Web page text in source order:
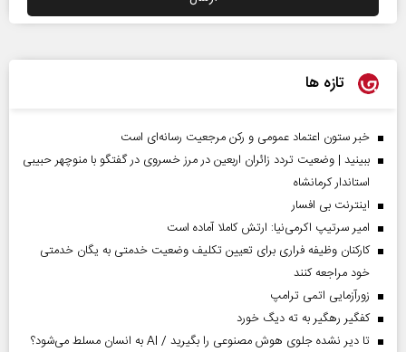
تازه ها
خبر ستون اعتماد عمومی و رکن مرجعیت رسانه‌ای است
ببینید | وضعیت تردد زائران اربعین در مرز خسروی در گفتگو با منوچهر حبیبی
استاندار کرمانشاه
اینترنت بی افسار
امیر سرتیپ اکرمی‌نیا: ارتش کاملا آماده است
کارکنان وظیفه فراری برای تعیین تکلیف وضعیت خدمتی به یگان خدمتی
خود مراجعه کنند
زورآزمایی اتمی ترامپ
کفگیر رهگیر به ته دیگ خورد
تا دیر نشده جلوی هوش مصنوعی را بگیرید / AI به انسان مسلط می‌شود؟